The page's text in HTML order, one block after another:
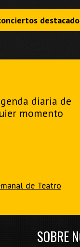
diaria de
momento
de Teatro
SOBRE